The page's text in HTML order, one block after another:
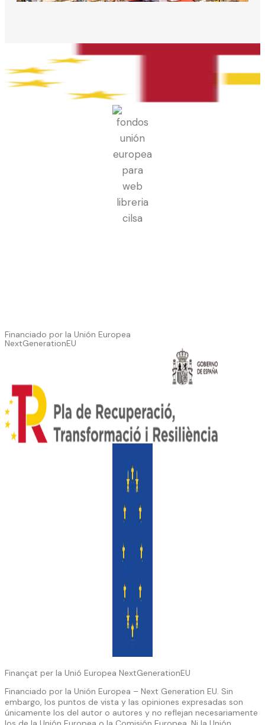
Financiado por la Unión Europea
NextGenerationEU
Finançat per la Unió Europea NextGenerationEU
Financiado por la Unión Europea – Next Generation EU. Sin
embargo, los puntos de vista y las opiniones expresadas son
únicamente los del autor o autores y no reflejan necesariamente